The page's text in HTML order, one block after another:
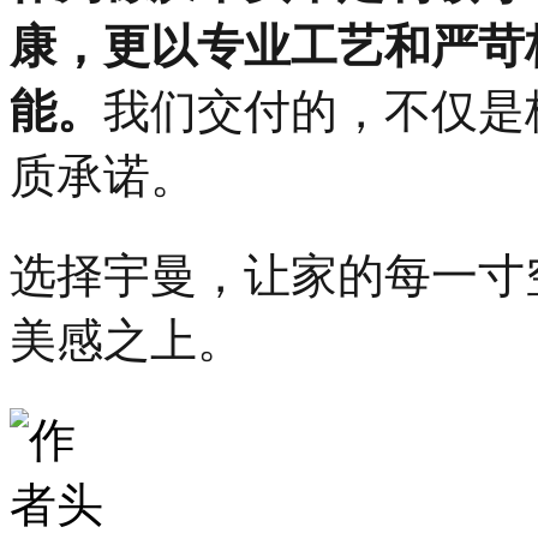
康，更以专业工艺和严
能。 我们交付的，不仅
质承诺。
选择宇曼，让家的每一
美感之上。